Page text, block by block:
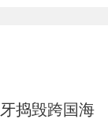
捣毁跨国海